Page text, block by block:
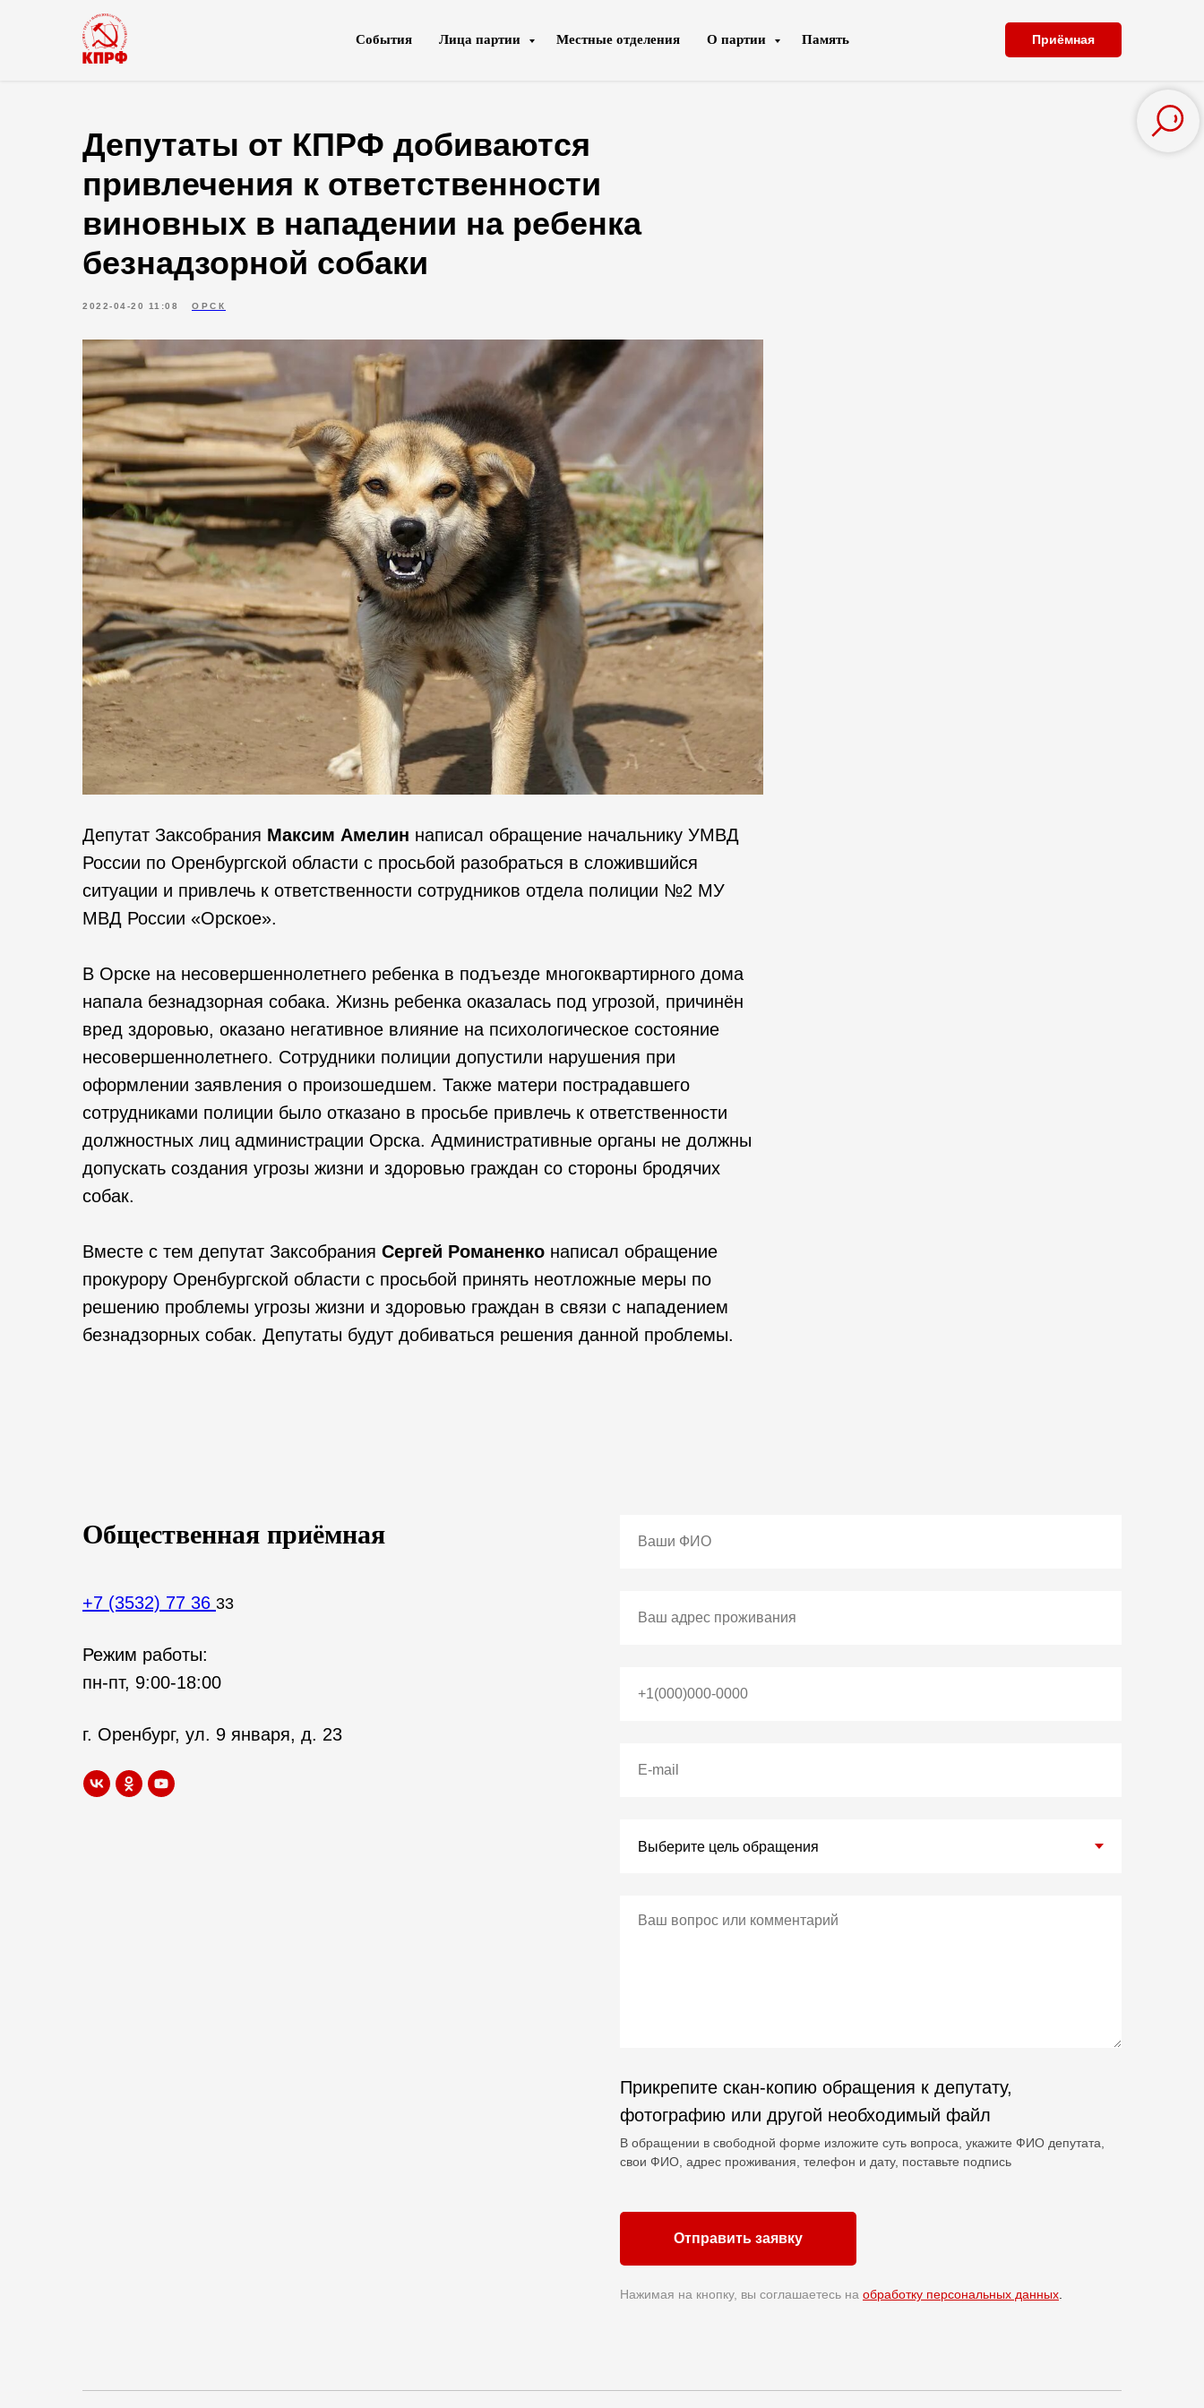
События Лица партии Местные отделения О партии Память Приёмная
Депутаты от КПРФ добиваются
привлечения к ответственности
виновных в нападении на ребенка
безнадзорной собаки
2022-04-20 11:08 ОРСК
Депутат Заксобрания Максим Амелин написал обращение начальнику УМВД
России по Оренбургской области с просьбой разобраться в сложившийся
ситуации и привлечь к ответственности сотрудников отдела полиции №2 МУ
МВД России «Орское».
В Орске на несовершеннолетнего ребенка в подъезде многоквартирного дома
напала безнадзорная собака. Жизнь ребенка оказалась под угрозой, причинён
вред здоровью, оказано негативное влияние на психологическое состояние
несовершеннолетнего. Сотрудники полиции допустили нарушения при
оформлении заявления о произошедшем. Также матери пострадавшего
сотрудниками полиции было отказано в просьбе привлечь к ответственности
должностных лиц администрации Орска. Административные органы не должны
допускать создания угрозы жизни и здоровью граждан со стороны бродячих
собак.
Вместе с тем депутат Заксобрания Сергей Романенко написал обращение
прокурору Оренбургской области с просьбой принять неотложные меры по
решению проблемы угрозы жизни и здоровью граждан в связи с нападением
безнадзорных собак. Депутаты будут добиваться решения данной проблемы.
Общественная приёмная
+7 (3532) 77 36 33
Режим работы:
пн-пт, 9:00-18:00
г. Оренбург, ул. 9 января, д. 23
Прикрепите скан-копию обращения к депутату,
фотографию или другой необходимый файл
В обращении в свободной форме изложите суть вопроса, укажите ФИО депутата,
свои ФИО, адрес проживания, телефон и дату, поставьте подпись
Отправить заявку
Нажимая на кнопку, вы соглашаетесь на обработку персональных данных